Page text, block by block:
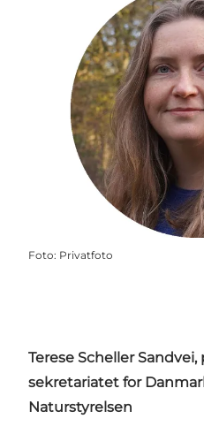
Foto: Privatfoto
Terese Scheller
sekretariatet for
Naturstyrelsen